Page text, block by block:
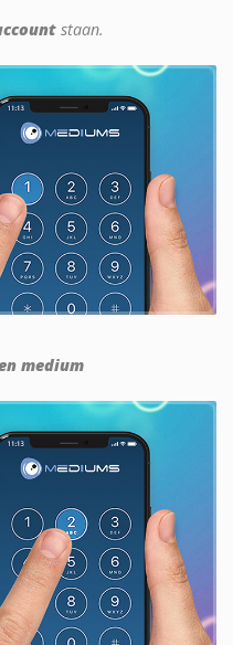
staan.
medium